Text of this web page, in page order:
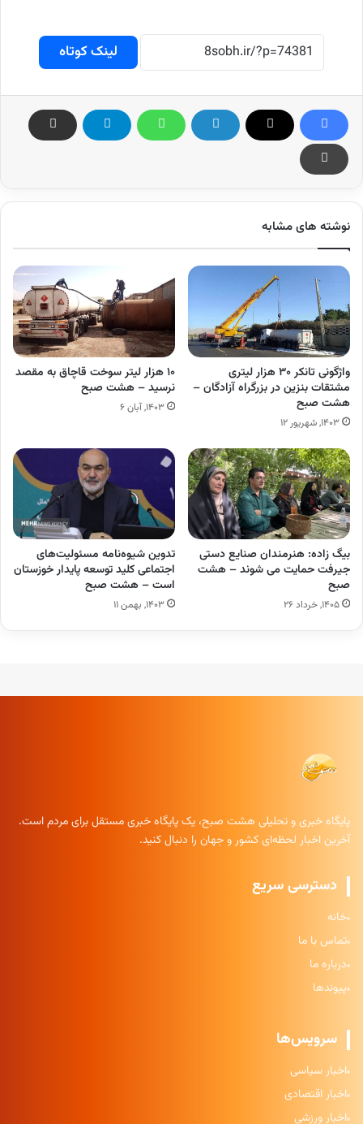
لینک کوتاه
نوشته های مشابه
واژگونی تانکر ۳۰ هزار لیتری
مشتقات بنزین در بزرگراه آزادگان –
هشت صبح
۱۴۰۳, شهریور ۱۲
۱۰ هزار لیتر سوخت قاچاق به مقصد
نرسید – هشت صبح
۱۴۰۳, آبان ۶
بیگ زاده: هنرمندان صنایع دستی
جیرفت حمایت می شوند – هشت
صبح
۱۴۰۵, خرداد ۲۶
تدوین شیوه‌نامه مسئولیت‌های
اجتماعی کلید توسعه پایدار خوزستان
است – هشت صبح
۱۴۰۳, بهمن ۱۱
پایگاه خبری و تحلیلی هشت صبح، یک پایگاه خبری مستقل برای مردم است.
آخرین اخبار لحظه‌ای کشور و جهان را دنبال کنید.
دسترسی سریع
خانه
تماس با ما
درباره ما
پیوندها
سرویس‌ها
اخبار سیاسی
اخبار اقتصادی
اخبار ورزشی